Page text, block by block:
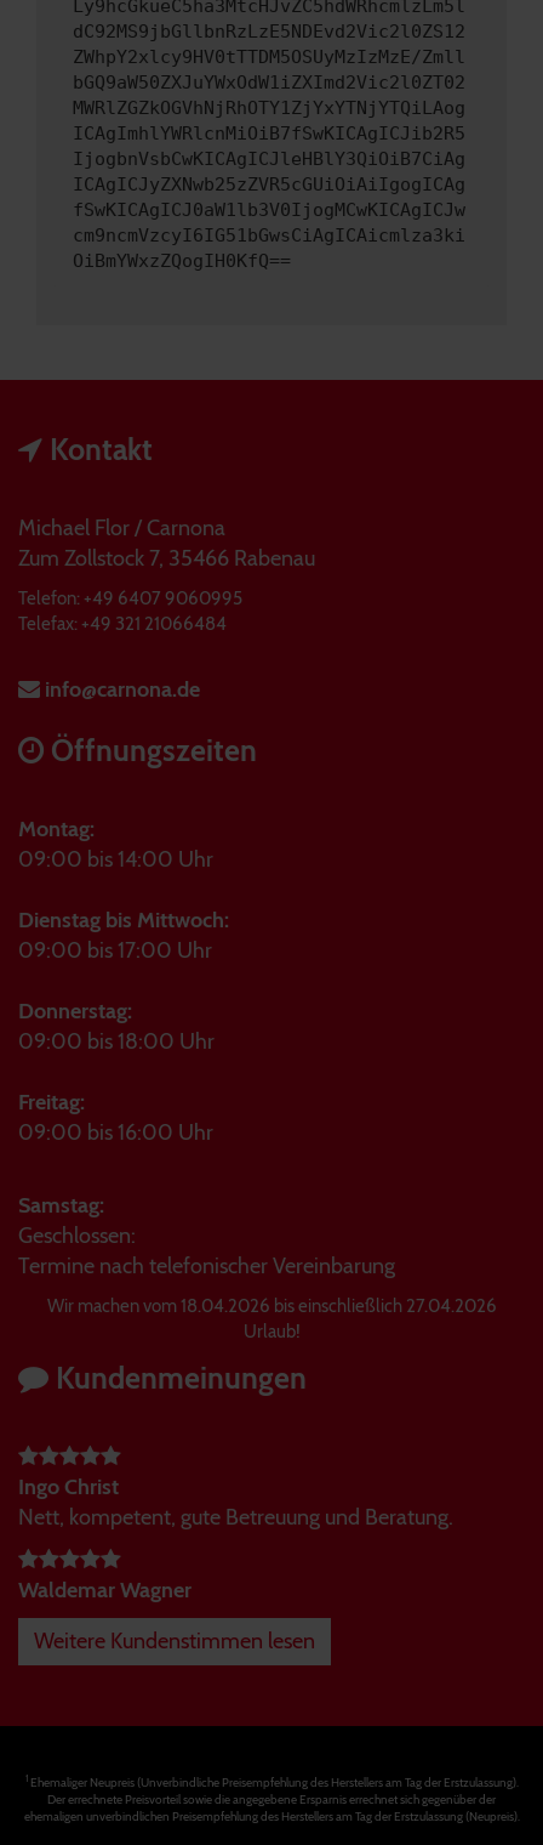
Ly9hcGkueC5ha3MtcHJvZC5hdWRhcmlzLm5l
dC92MS9jbGllbnRzLzE5NDEvd2Vic2l0ZS12
ZWhpY2xlcy9HV0tTTDM5OSUyMzIzMzE/Zmll
bGQ9aW50ZXJuYWxOdW1iZXImd2Vic2l0ZT02
MWRlZGZkOGVhNjRhOTY1ZjYxYTNjYTQiLAog
ICAgImhlYWRlcnMiOiB7fSwKICAgICJib2R5
IjogbnVsbCwKICAgICJleHBlY3QiOiB7CiAg
ICAgICJyZXNwb25zZVR5cGUiOiAiIgogICAg
fSwKICAgICJ0aW1lb3V0IjogMCwKICAgICJw
cm9ncmVzcyI6IG51bGwsCiAgICAicmlza3ki
OiBmYWxzZQogIH0KfQ==
Kontakt
Michael Flor / Carnona
Zum Zollstock 7, 35466 Rabenau
Telefon: +49 6407 9060995
Telefax: +49 321 21066484
info@carnona.de
Öffnungszeiten
Montag:
09:00 bis 14:00 Uhr
Dienstag bis Mittwoch:
09:00 bis 17:00 Uhr
Donnerstag:
09:00 bis 18:00 Uhr
Freitag:
09:00 bis 16:00 Uhr
Samstag:
Geschlossen:
Termine nach telefonischer Vereinbarung
Wir machen vom 18.04.2026 bis einschließlich 27.04.2026
Urlaub!
Kundenmeinungen
Ingo Christ
Nett, kompetent, gute Betreuung und Beratung.
Waldemar Wagner
Weitere Kundenstimmen lesen
1Ehemaliger Neupreis (Unverbindliche Preisempfehlung des Herstellers am Tag der Erstzulassung).
Der errechnete Preisvorteil sowie die angegebene Ersparnis errechnet sich gegenüber der
ehemaligen unverbindlichen Preisempfehlung des Herstellers am Tag der Erstzulassung (Neupreis).